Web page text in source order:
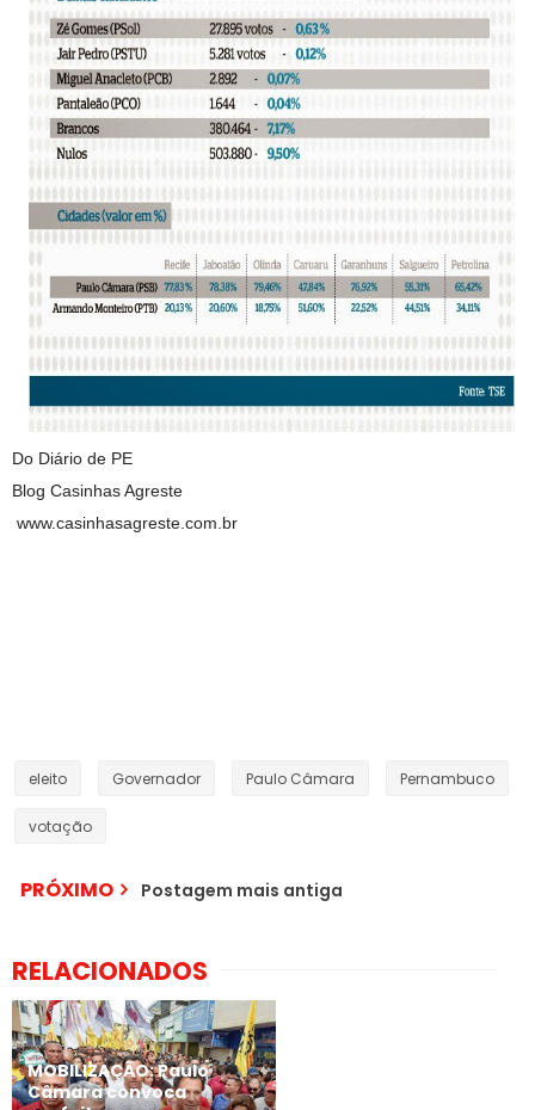
Do Diário de PE
Blog Casinhas Agreste
www.casinhasagreste.com.br
eleito Governador Paulo Câmara Pernambuco
votação
PRÓXIMO Postagem mais antiga
RELACIONADOS
MOBILIZAÇÃO: Paulo
Câmara convoca